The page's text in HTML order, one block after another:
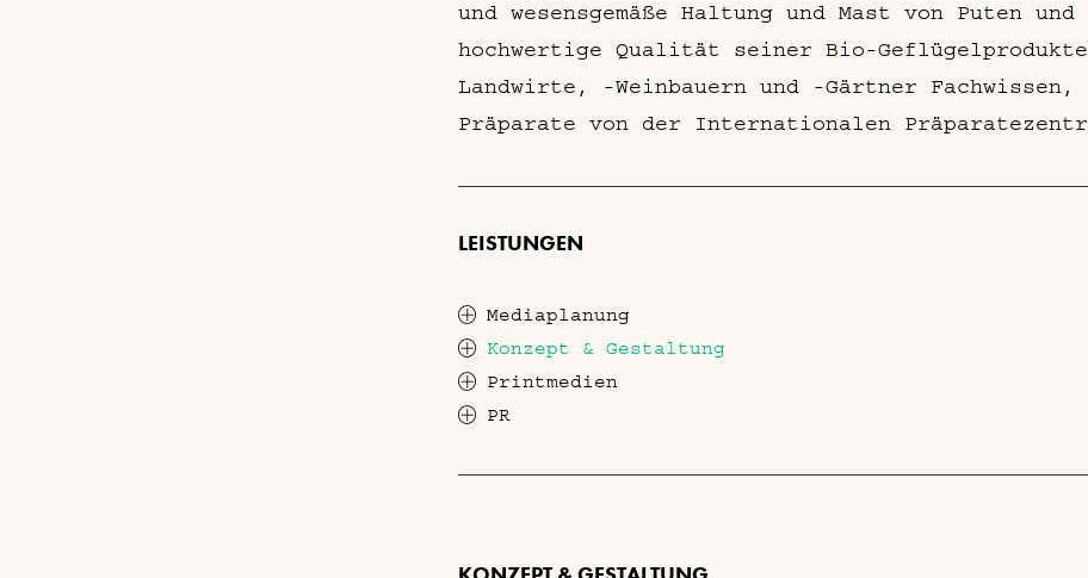
und wesensgemäße Haltung und Mast von Puten
hochwertige Qualität seiner Bio-
Landwirte, -Weinbauern und -Gärtner
Präparate von der Internationalen
LEISTUNGEN
Mediaplanung
Konzept & Gestaltung
Printmedien
PR